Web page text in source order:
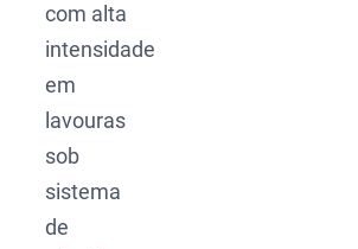
com alta
intensidade
em
lavouras
sob
sistema
de